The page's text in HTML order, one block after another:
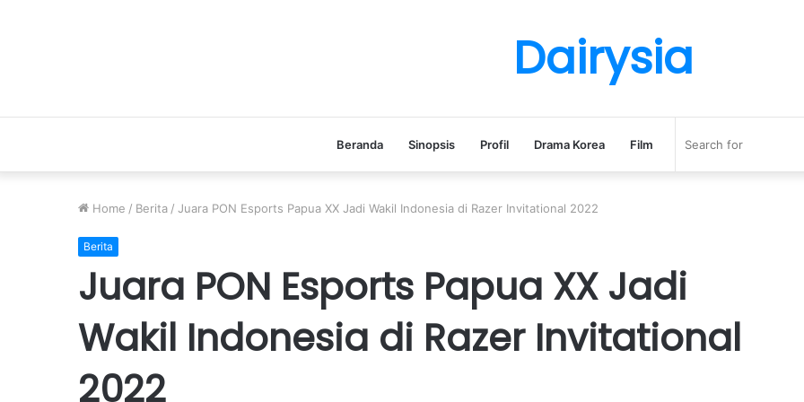
Dairysia
Beranda Sinopsis Profil Drama Korea Film
Home / Berita / Juara PON Esports Papua XX Jadi Wakil Indonesia di Razer Invitational 2022
Berita
Juara PON Esports Papua XX Jadi
Wakil Indonesia di Razer Invitational
2022